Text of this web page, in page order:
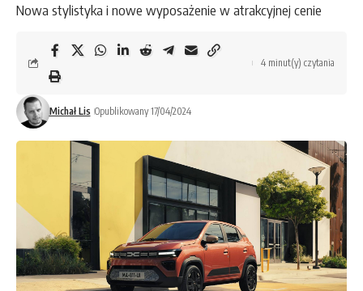
Nowa stylistyka i nowe wyposażenie w atrakcyjnej cenie
Michał Lis Opublikowany 17/04/2024
4 minut(y) czytania